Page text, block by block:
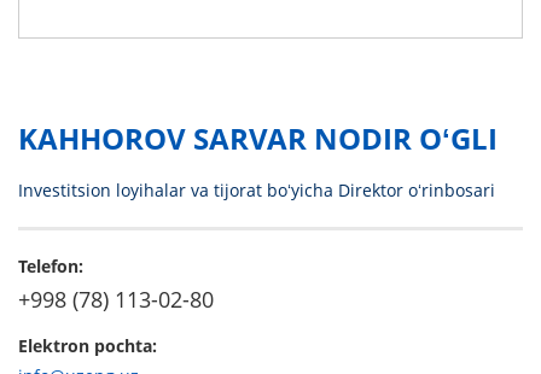
KAHHOROV SARVAR NODIR OʻGLI
Investitsion loyihalar va tijorat boʻyicha Direktor oʻrinbosari
Telefon:
+998 (78) 113-02-80
Elektron pochta: